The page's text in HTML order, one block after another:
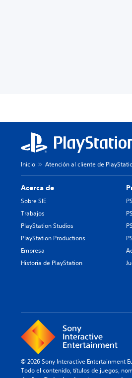
Inicio Atención al cliente de
Acerca de
Sobre SIE
Trabajos
PlayStation Studios
PlayStation Productions
Empresa
Historia de PlayStation
© 2026 Sony Interactive Entertainment
Todo el contenido, títulos de juegos,